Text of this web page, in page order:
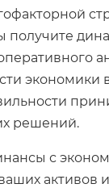
получите
экономики
решений.
с
активов и